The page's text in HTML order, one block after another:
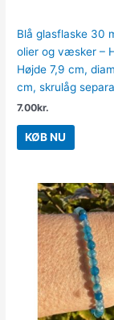
Blå glasflaske 30
olier og væsker –
Højde 7,9 cm,
cm, skrulåg
7.00kr.
KØB NU